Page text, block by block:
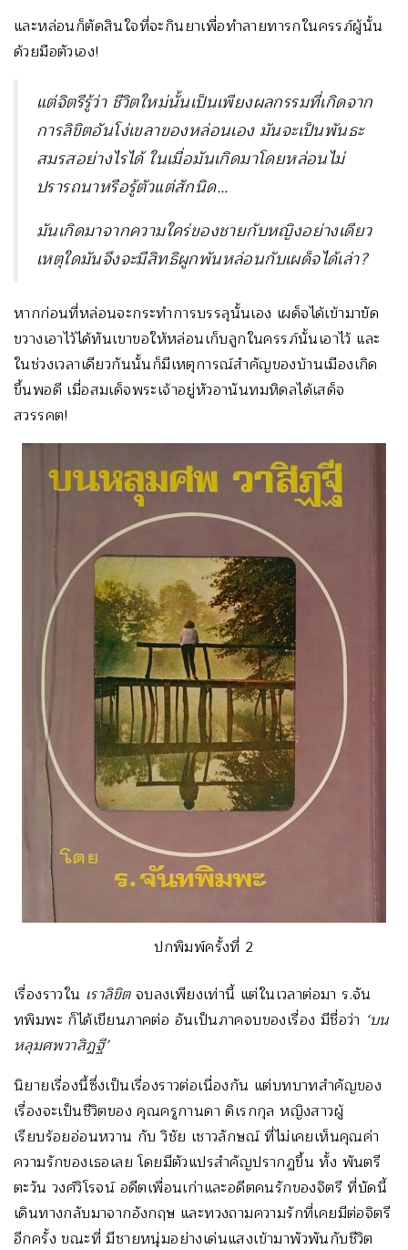
และหล่อนก็ตัดสินใจที่จะกินยาเพื่อทำลายทารกในครรภ์ผู้นั้น
ด้วยมือตัวเอง!
แต่จิตรีรู้ว่า ชีวิตใหม่นั้นเป็นเพียงผลกรรมที่เกิดจาก
การลิขิตอันโง่เขลาของหล่อนเอง มันจะเป็นพันธะ
สมรสอย่างไรได้ ในเมื่อมันเกิดมาโดยหล่อนไม่
ปรารถนาหรือรู้ตัวแต่สักนิด…
มันเกิดมาจากความใคร่ของชายกับหญิงอย่างเดียว
เหตุใดมันจึงจะมีสิทธิผูกพันหล่อนกับเผด็จได้เล่า?
หากก่อนที่หล่อนจะกระทำการบรรลุนั้นเอง เผด็จได้เข้ามาขัด
ขวางเอาไว้ได้ทันเขาขอให้หล่อนเก็บลูกในครรภ์นั้นเอาไว้ และ
ในช่วงเวลาเดียวกันนั้นก็มีเหตุการณ์สำคัญของบ้านเมืองเกิด
ขึ้นพอดี เมื่อสมเด็จพระเจ้าอยู่หัวอานันทมหิดลได้เสด็จ
สวรรคต!
ปกพิมพ์ครั้งที่ 2
เรื่องราวใน เราลิขิตจบลงเพียงเท่านี้ แต่ในเวลาต่อมา ร.จัน
ทพิมพะ ก็ได้เขียนภาคต่อ อันเป็นภาคจบของเรื่อง มีชื่อว่า ‘บน
หลุมศพวาสิฎฐี’
นิยายเรื่องนี้ซึ่งเป็นเรื่องราวต่อเนื่องกัน แต่บทบาทสำคัญของ
เรื่องจะเป็นชีวิตของ คุณครูกานดา ดิเรกกุล หญิงสาวผู้
เรียบร้อยอ่อนหวาน กับ วิชัย เชาวลักษณ์ ที่ไม่เคยเห็นคุณค่า
ความรักของเธอเลย โดยมีตัวแปรสำคัญปรากฏขึ้น ทั้ง พันตรี
ตะวัน วงศ์วิโรจน์ อดีตเพื่อนเก่าและอดีตคนรักของจิตรี ที่บัดนี้
เดินทางกลับมาจากอังกฤษ และทวงถามความรักที่เคยมีต่อจิตรี
อีกครั้ง ขณะที่ มีชายหนุ่มอย่างเด่นแสงเข้ามาพัวพันกับชีวิต